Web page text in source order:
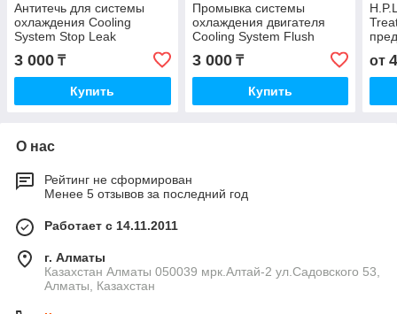
Антитечь для системы
охлаждения Cooling
System Stop Leak
3 000 ₸
Купить
Промывка системы
охлаждения двигателя
Cooling System Flush
3 000₸
Купить
от
О нас
Рейтинг не сформирован
Менее 5 отзывов за последний год
Работает с 14.11.2011
г. Алматы
Казахстан Алматы 050039 мрк.Алтай-2 ул.Садовского 53,
Алматы, Казахстан